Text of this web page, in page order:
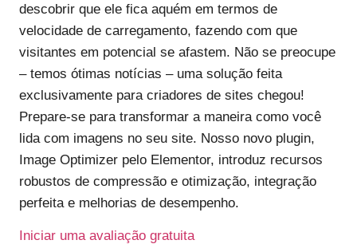
descobrir que ele fica aquém em termos de
velocidade de carregamento, fazendo com que
visitantes em potencial se afastem. Não se preocupe
– temos ótimas notícias – uma solução feita
exclusivamente para criadores de sites chegou!
Prepare-se para transformar a maneira como você
lida com imagens no seu site. Nosso novo plugin,
Image Optimizer pelo Elementor, introduz recursos
robustos de compressão e otimização, integração
perfeita e melhorias de desempenho.
Iniciar uma avaliação gratuita